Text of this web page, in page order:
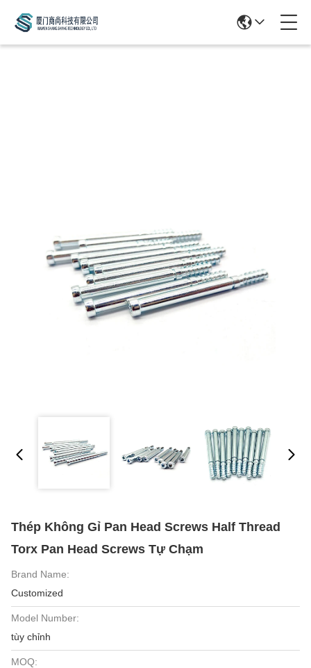
Thép Không Gỉ Pan Head Screws Half Thread
Torx Pan Head Screws Tự Chạm
Brand Name:
Customized
Model Number:
tùy chỉnh
MOQ: